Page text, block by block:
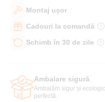
Montaj ușor
Cadouri la comandă
Schimb în 30 de zile
Ambalare sigură
Ambalăm sigur și
perfectă.